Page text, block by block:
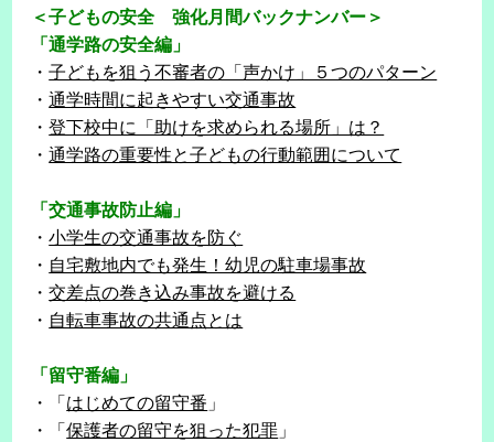
＜子どもの安全 強化月間バックナンバー＞
「通学路の安全編」
・子どもを狙う不審者の「声かけ」５つのパターン
・通学時間に起きやすい交通事故
・登下校中に「助けを求められる場所」は？
・通学路の重要性と子どもの行動範囲について
「交通事故防止編」
・小学生の交通事故を防ぐ
・ 自宅敷地内でも発生！幼児の駐車場事故
・交差点の巻き込み事故を避ける
・ 自転車事故の共通点とは
「留守番編」
・「 はじめての留守番 」
・「保護者の留守を狙った犯罪 」